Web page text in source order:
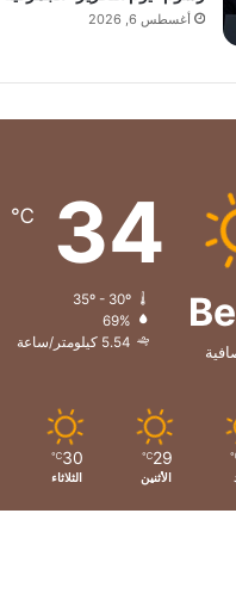
أغسطس 6, 2026
34
℃
35º - 30º
69%
5.54 كيلومتر/ساعة
29
℃
الأثنين
30
℃
الثلاثاء